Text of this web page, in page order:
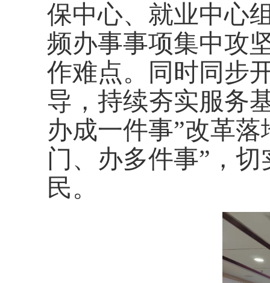
保中心、就业中心
频办事事项集中攻
作难点。同时同步
导，持续夯实服务
办成一件事”改革
门、办多件事”，
民。